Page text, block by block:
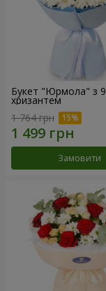
Букет "Юрмола" з 9
хризантем
1 764 грн
Замовити